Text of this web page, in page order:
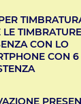
LE
CON LO
CON